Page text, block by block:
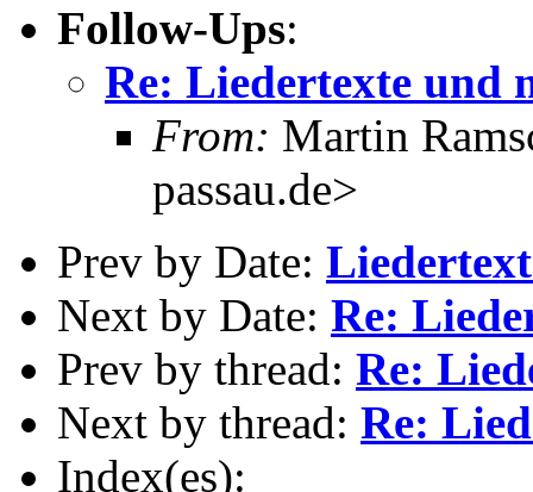
Follow-Ups:
Re: Liedertexte und
From: Martin
passau.de>
Prev by Date:
Next by Date: Re:
Prev by thread: Re:
Next by thread: Re:
Index(es):